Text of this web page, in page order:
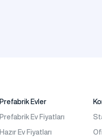
Prefabrik Evler
Prefabrik Ev Fiyatları
Hazır Ev Fiyatları